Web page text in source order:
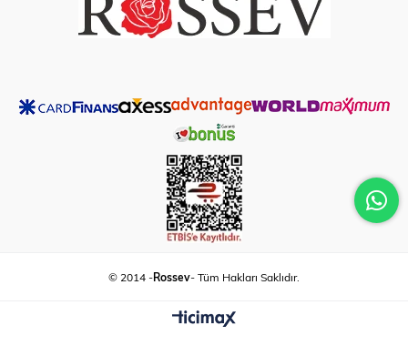
© 2014 -Rossev- Tüm Hakları Saklıdır.